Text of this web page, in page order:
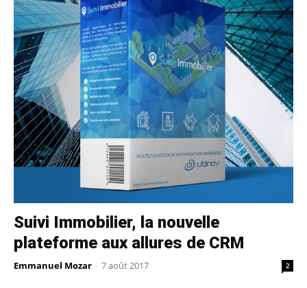
Suivi Immobilier, la nouvelle
plateforme aux allures de CRM
Emmanuel Mozar - 7 août 2017 2